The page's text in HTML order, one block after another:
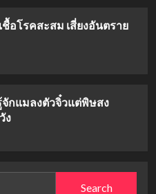
ชื้อโรคสะสม เสี่ยงอันตราย
กแมลงตัวจิ๋วแต่พิษสง
ง